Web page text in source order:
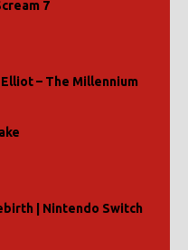
7
– The Millennium
| Nintendo Switch